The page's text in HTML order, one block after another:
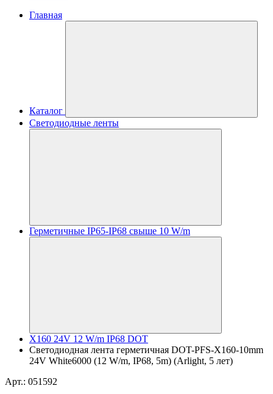
Главная
Каталог
Светодиодные ленты
Герметичные IP65-IP68 свыше 10 W/m
X160 24V 12 W/m IP68 DOT
Светодиодная лента герметичная DOT-PFS-X160-10mm
24V White6000 (12 W/m, IP68, 5m) (Arlight, 5 лет)
Арт.: 051592